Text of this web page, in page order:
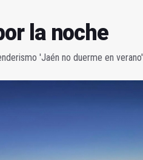
la noche
'Jaén no duerme en verano'